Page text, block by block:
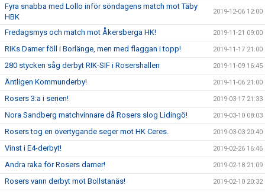
Fyra snabba med Lollo inför söndagens match mot Täby
HBK
2019-12-06 12:00
Fredagsmys och match mot Åkersberga HK! 2019-11-21 09:00
RIKs Damer föll i Borlänge, men med flaggan i topp! 2019-11-17 21:00
280 stycken såg derbyt RIK-SIF i Rosershallen 2019-11-09 16:45
Äntligen Kommunderby! 2019-11-06 21:00
Rosers 3:a i serien! 2019-03-17 21:33
Nora Sandberg matchvinnare då Rosers slog Lidingö! 2019-03-10 08:03
Rosers tog en övertygande seger mot HK Ceres. 2019-03-03 20:40
Vinst i E4-derbyt! 2019-02-26 16:46
Andra raka för Rosers damer! 2019-02-18 21:09
Rosers vann derbyt mot Bollstanäs! 2019-02-10 20:32